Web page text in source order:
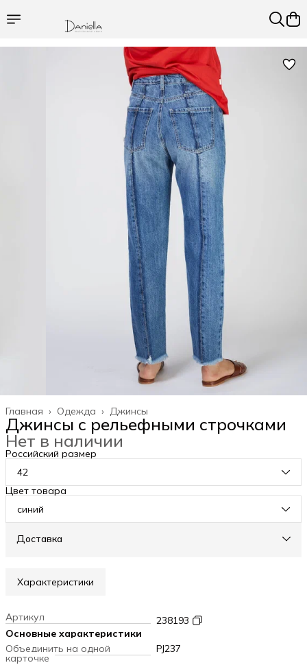
Джинсы
Одежда ›
Главная ›
Джинсы с рельефными строчками
Нет в наличии
Российский размер
42
Цвет товара
синий
Доставка
Характеристики
Артикул
238193
Основные характеристики
Объединить на одной
карточке
PJ237